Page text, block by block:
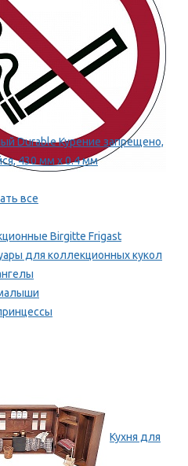
Durable Курение запрещено,
430 мм х 0.4 мм
все
Birgitte Frigast
для коллекционных кукол
Кухня для